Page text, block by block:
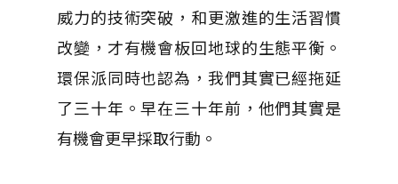
威力的技術突破，和更激進的生活習慣
改變，才有機會板回地球的生態平衡。
環保派同時也認為，我們其實已經拖延
了三十年。早在三十年前，他們其實是
有機會更早採取行動。